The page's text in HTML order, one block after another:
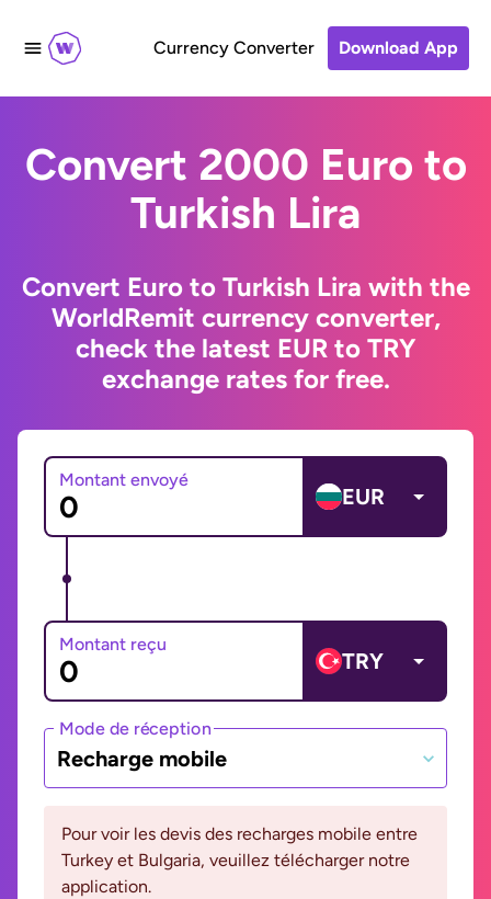
Currency Converter Download App
Convert 2000 Euro to
Turkish Lira
Convert Euro to Turkish Lira with the
WorldRemit currency converter,
check the latest EUR to TRY
exchange rates for free.
Montant envoyé
EUR
Montant reçu
TRY
Mode de réception
Recharge mobile
Pour voir les devis des recharges mobile entre
Turkey et Bulgaria, veuillez télécharger notre
application.